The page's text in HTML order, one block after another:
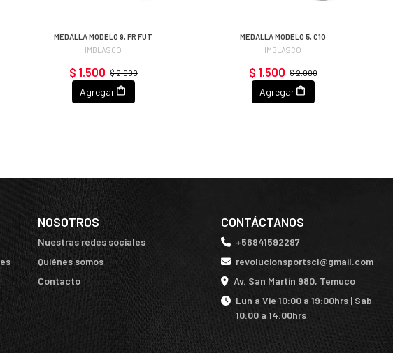
MEDALLA MODELO 9, FR FUT
IMBLASCO
$ 2.000
$ 1.500
Agregar
MEDALLA MODELO 5, C10
IMBLASCO
$ 2.000
$ 1.500
Agregar
NOSOTROS
Nuestras redes sociales
Quiénes somos
Contacto
CONTÁCTANOS
+56941592297
revolucionsportscl@gmail.com
Av. San Martín 980, Temuco
Lun a Vie 10:00 a 19:00hrs | Sab
10:00 a 14:00hrs